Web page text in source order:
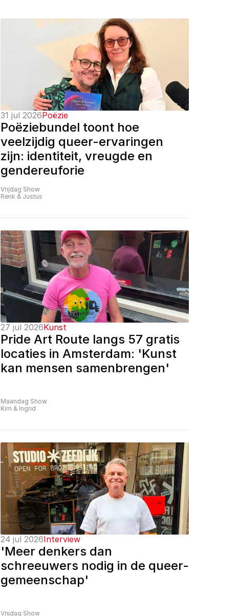
31 jul 2026Poëzie
Poëziebundel toont hoe
veelzijdig queer-ervaringen
zijn: identiteit, vreugde en
gendereuforie
Vrijdag Show
Renk & Justus
27 jul 2026Kunst
Pride Art Route langs 57 gratis
locaties in Amsterdam: 'Kunst
kan mensen samenbrengen'
Maandag Show
Kim & Ingrid
24 jul 2026Interview
'Meer denkers dan
schreeuwers nodig in de queer-
gemeenschap'
Vrijdag Show